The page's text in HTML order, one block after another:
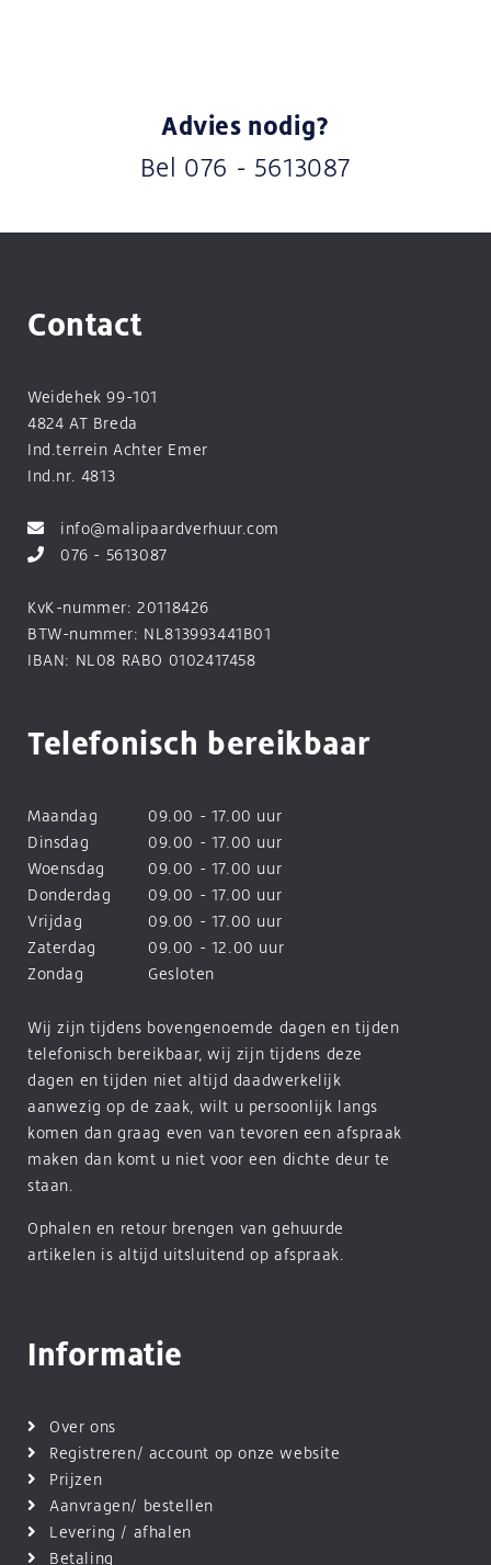
Advies nodig?
Bel 076 - 5613087
Contact
Weidehek 99-101
4824 AT Breda
Ind.terrein Achter Emer
Ind.nr. 4813
info@malipaardverhuur.com
076 - 5613087
KvK-nummer: 20118426
BTW-nummer: NL813993441B01
IBAN: NL08 RABO 0102417458
Telefonisch bereikbaar
Maandag
09.00 - 17.00 uur
Dinsdag
09.00 - 17.00 uur
Woensdag
09.00 - 17.00 uur
Donderdag
09.00 - 17.00 uur
Vrijdag
09.00 - 17.00 uur
Zaterdag
09.00 - 12.00 uur
Zondag
Gesloten
Wij zijn tijdens bovengenoemde dagen en tijden
telefonisch bereikbaar, wij zijn tijdens deze
dagen en tijden niet altijd daadwerkelijk
aanwezig op de zaak, wilt u persoonlijk langs
komen dan graag even van tevoren een afspraak
maken dan komt u niet voor een dichte deur te
staan.
Ophalen en retour brengen van gehuurde
artikelen is altijd uitsluitend op afspraak.
Informatie
Over ons
Registreren/ account op onze website
Prijzen
Aanvragen/ bestellen
Levering / afhalen
Betaling